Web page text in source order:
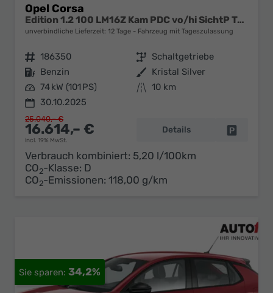
Opel Corsa
Edition 1.2 100 LM16Z Kam PDC vo/hi SichtP Temp
unverbindliche Lieferzeit: 12 Tage Fahrzeug mit Tageszulassung
Fahrzeugnr. 186350 Getriebe Schaltgetriebe
Kraftstoff Benzin Außenfarbe Kristal Silver
Leistung 74 kW (101 PS) Kilometerstand 10 km
30.10.2025
16.614,– €
incl. 19% MwSt.
25.040,– €
Details
Verbrauch kombiniert: 5,20 l/100km
CO2-Klasse: D
CO2-Emissionen: 118,00 g/km
34,2%